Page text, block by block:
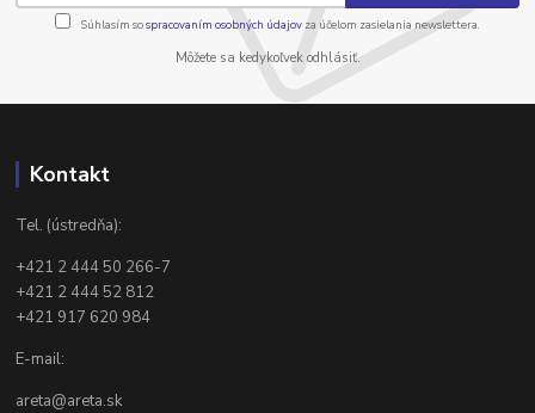
Súhlasím sospracovaním osobných údajov za účelom zasielania newslettera.
Môžete sa kedykoľvek odhlásiť.
Kontakt
Tel. (ústredňa):
+421 2 444 50 266-7
+421 2 444 52 812
+421 917 620 984
E-mail:
areta@areta.sk